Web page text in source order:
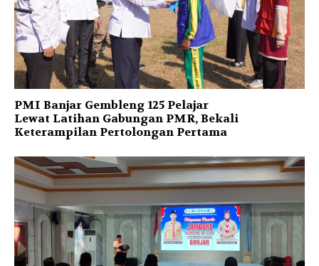
PMI Banjar Gembleng 125 Pelajar
Lewat Latihan Gabungan PMR, Bekali
Keterampilan Pertolongan Pertama